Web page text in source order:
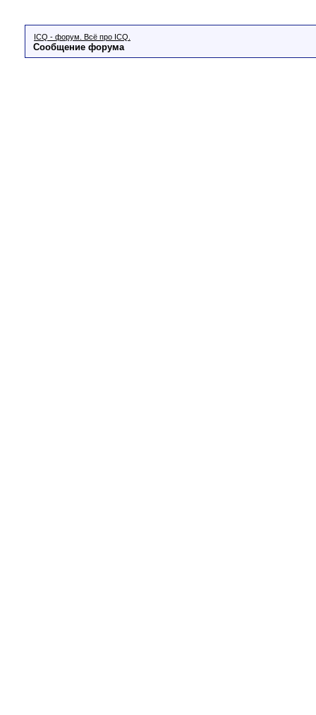
ICQ - форум. Всё про ICQ.
Сообщение форума